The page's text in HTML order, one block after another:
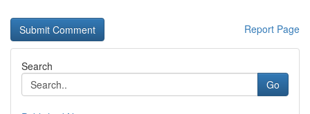
Report Page
Search
Go